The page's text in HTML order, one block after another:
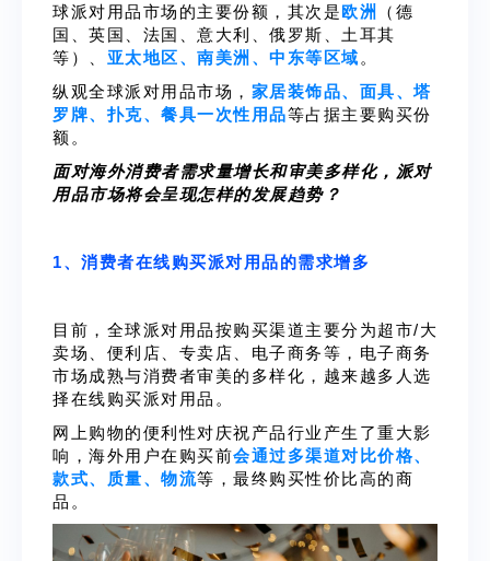
球派对用品市场的主要份额，其次是欧洲
（德
国、英国、法国、意大利、俄罗斯、土耳其
等）、 亚太地区、南美洲、中东等区域 。
纵观全球派对用品市场， 家居装饰品、面具、塔
罗牌、扑克、餐具一次性用品等占据主要购买份
额。
面对海外消费者需求量增长和审美多样化，派对
用品市场将会呈现怎样的发展趋势？
1、消费者在线购买派对用品的需求增多
目前，全球派对用品按购买渠道主要分为超市/大
卖场、便利店、专卖店、电子商务等，电子商务
市场成熟与消费者审美的多样化，越来越多人选
择在线购买派对用品。
网上购物的便利性对庆祝产品行业产生了重大影
响，海外用户在购买前会通过多渠道对比价格、
款式、质量、物流等，最终购买性价比高的商
品。